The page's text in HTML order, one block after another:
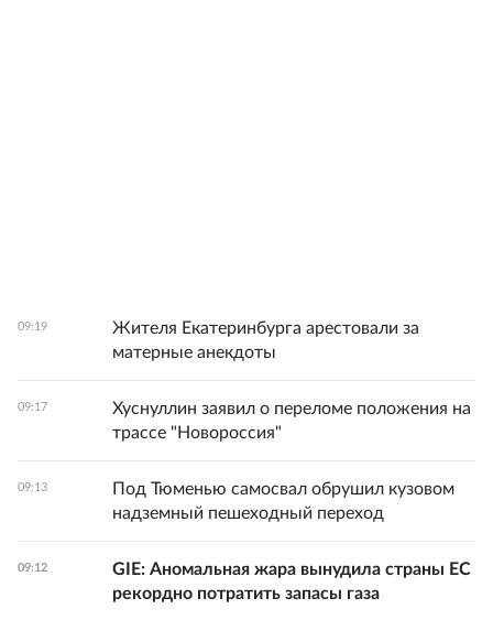
09:19
Жителя Екатеринбурга арестовали за
матерные анекдоты
09:17
Хуснуллин заявил о переломе положения на
трассе "Новороссия"
09:13
Под Тюменью самосвал обрушил кузовом
надземный пешеходный переход
09:12
GIE: Аномальная жара вынудила страны ЕС
рекордно потратить запасы газа